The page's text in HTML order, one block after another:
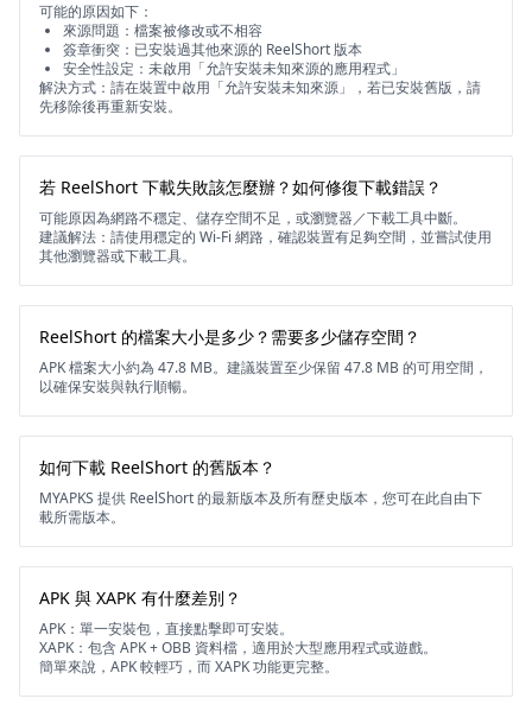
可能的原因如下：
來源問題：檔案被修改或不相容
簽章衝突：已安裝過其他來源的 ReelShort 版本
安全性設定：未啟用「允許安裝未知來源的應用程式」
解決方式：請在裝置中啟用「允許安裝未知來源」，若已安裝舊版，請
先移除後再重新安裝。
若 ReelShort 下載失敗該怎麼辦？如何修復下載錯誤？
可能原因為網路不穩定、儲存空間不足，或瀏覽器／下載工具中斷。
建議解法：請使用穩定的 Wi-Fi 網路，確認裝置有足夠空間，並嘗試使用
其他瀏覽器或下載工具。
ReelShort 的檔案大小是多少？需要多少儲存空間？
APK 檔案大小約為 47.8 MB。建議裝置至少保留 47.8 MB 的可用空間，
以確保安裝與執行順暢。
如何下載 ReelShort 的舊版本？
MYAPKS 提供 ReelShort 的最新版本及所有歷史版本，您可在此自由下
載所需版本。
APK 與 XAPK 有什麼差別？
APK：單一安裝包，直接點擊即可安裝。
XAPK：包含 APK + OBB 資料檔，適用於大型應用程式或遊戲。
簡單來說，APK 較輕巧，而 XAPK 功能更完整。